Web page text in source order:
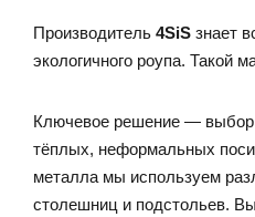
Производитель 4SiS знает
экологичного роупа. Такой
Ключевое решение — выбор
тёплых, неформальных
металла мы используем
столешниц и подстольев.